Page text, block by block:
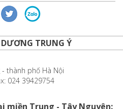
DƯƠNG TRUNG Ý
- thành phố Hà Nội
024 39429754
miền Trung - Tây Nguyên: